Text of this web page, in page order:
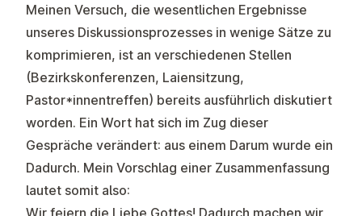
Meinen Versuch, die wesentlichen Ergebnisse
unseres Diskussionsprozesses in wenige Sätze zu
komprimieren, ist an verschiedenen Stellen
(Bezirkskonferenzen, Laiensitzung,
Pastor*innentreffen) bereits ausführlich diskutiert
worden. Ein Wort hat sich im Zug dieser
Gespräche verändert: aus einem Darum wurde ein
Dadurch. Mein Vorschlag einer Zusammenfassung
lautet somit also:
Wir feiern die Liebe Gottes! Dadurch machen wir